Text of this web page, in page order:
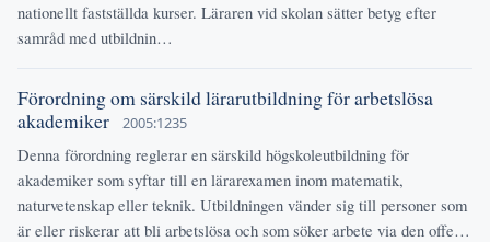
nationellt fastställda kurser. Läraren vid skolan sätter betyg efter
samråd med utbildnin…
Förordning om särskild lärarutbildning för arbetslösa
akademiker
2005:1235
Denna förordning reglerar en särskild högskoleutbildning för
akademiker som syftar till en lärarexamen inom matematik,
naturvetenskap eller teknik. Utbildningen vänder sig till personer som
är eller riskerar att bli arbetslösa och som söker arbete via den offe…